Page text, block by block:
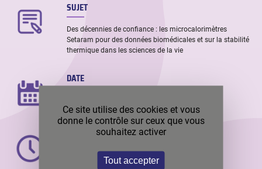
SUJET
Des décennies de confiance : les microcalorimètres
Setaram pour des données biomédicales et sur la stabilité
thermique dans les sciences de la vie
DATE
30 minutes : 10:00 AM (GMT+1, Heure de Paris)
Ce site utilise des cookies et vous
donne le contrôle sur ceux que vous
souhaitez activer
Tout accepter